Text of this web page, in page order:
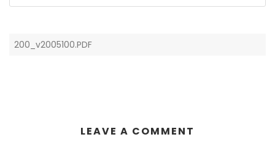
200_v2005100.PDF
LEAVE A COMMENT